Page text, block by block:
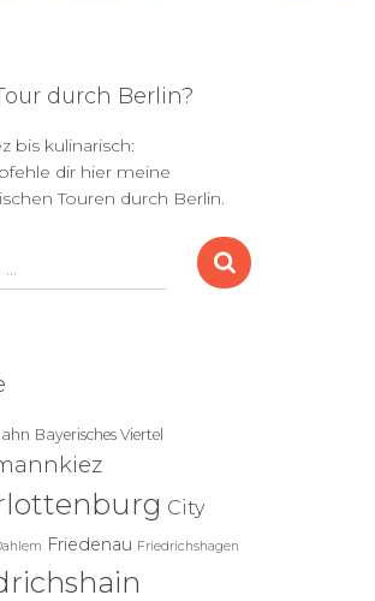
durch Berlin?
bis kulinarisch:
dir hier meine
Touren durch Berlin.
…
Bayerisches Viertel
City
Friedenau Friedrichshagen